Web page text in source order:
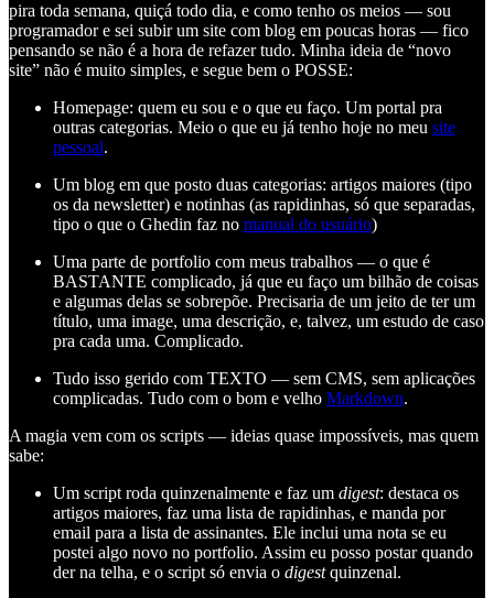
pira toda semana, quiçá todo dia, e como tenho os meios — sou
programador e sei subir um site com blog em poucas horas — fico
pensando se não é a hora de refazer tudo. Minha ideia de “novo
site” não é muito simples, e segue bem o POSSE:
Homepage: quem eu sou e o que eu faço. Um portal pra
outras categorias. Meio o que eu já tenho hoje no meu site
pessoal.
Um blog em que posto duas categorias: artigos maiores (tipo
os da newsletter) e notinhas (as rapidinhas, só que separadas,
tipo o que o Ghedin faz no manual do usuário)
Uma parte de portfolio com meus trabalhos — o que é
BASTANTE complicado, já que eu faço um bilhão de coisas
e algumas delas se sobrepõe. Precisaria de um jeito de ter um
título, uma image, uma descrição, e, talvez, um estudo de caso
pra cada uma. Complicado.
Tudo isso gerido com TEXTO — sem CMS, sem aplicações
complicadas. Tudo com o bom e velho Markdown.
A magia vem com os scripts — ideias quase impossíveis, mas quem
sabe:
Um script roda quinzenalmente e faz um digest: destaca os
artigos maiores, faz uma lista de rapidinhas, e manda por
email para a lista de assinantes. Ele inclui uma nota se eu
postei algo novo no portfolio. Assim eu posso postar quando
der na telha, e o script só envia o digestquinzenal.